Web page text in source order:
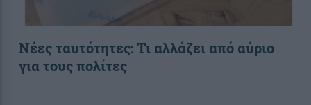
Νέες ταυτότητες: Τι αλλάζει από αύριο
για τους πολίτες